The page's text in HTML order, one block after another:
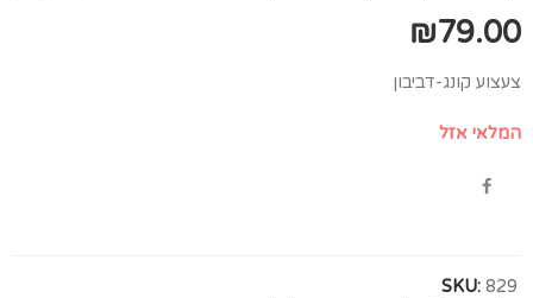
₪79.00
צעצוע קונג-דביבון
המלאי אזל
SKU: 829